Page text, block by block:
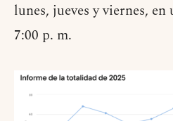
lunes, jueves y viernes,
7:00 p. m.